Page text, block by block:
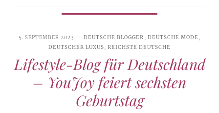
5. SEPTEMBER 2023 DEUTSCHE BLOGGER , DEUTSCHE MODE,
DEUTSCHER LUXUS, REICHSTE DEUTSCHE
Lifestyle-Blog für Deutschland
– YouJoy feiert sechsten
Geburtstag